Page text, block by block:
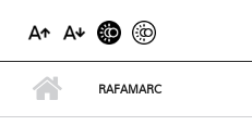
RAFAMARC